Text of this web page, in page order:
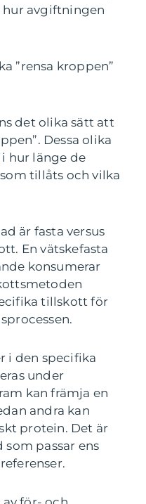
avgiftningen
”rensa kroppen”
det olika sätt att
Dessa olika
hur länge de
tillåts och vilka
är fasta versus
En vätskefasta
konsumerar
tillskott för
i den specifika
under
kan främja en
andra kan
protein. Det är
passar ens